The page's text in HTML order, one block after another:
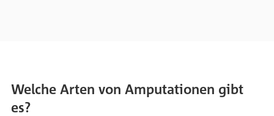
Welche Arten von Amputationen gibt
es?